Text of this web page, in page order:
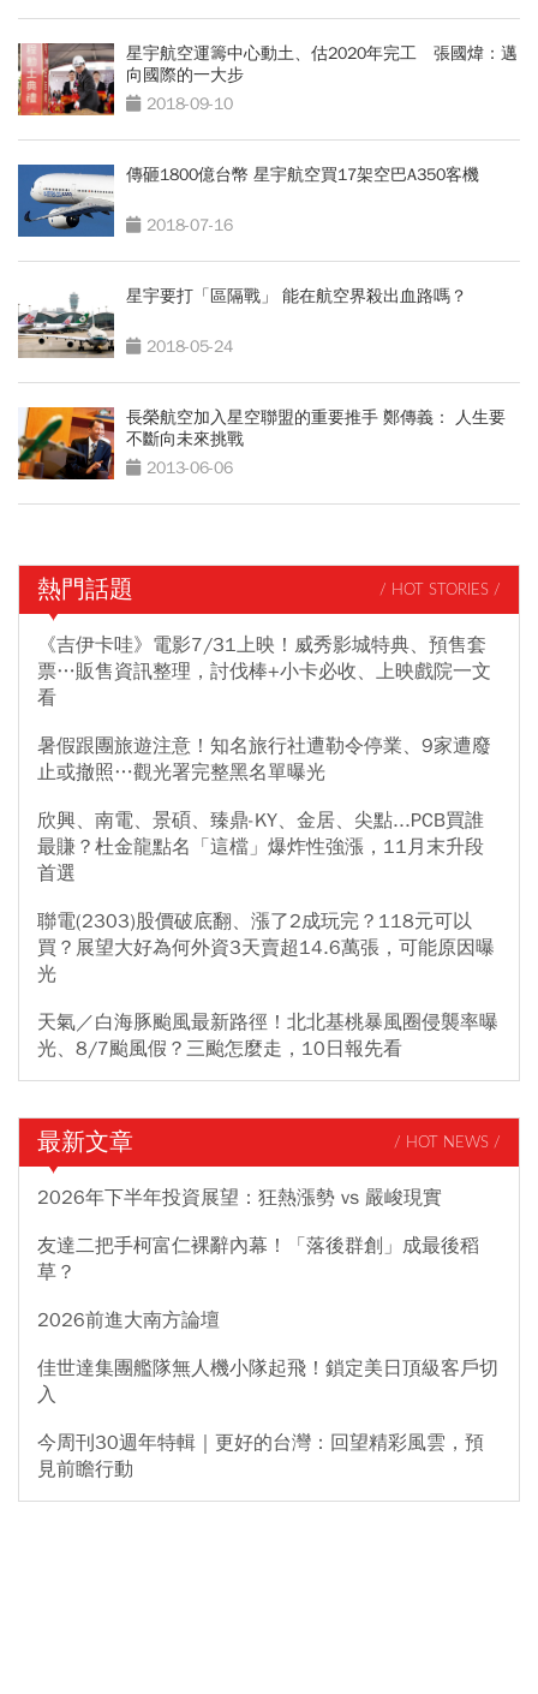
星宇航空運籌中心動土、估2020年完工 張國煒：邁
向國際的一大步
2018-09-10
傳砸1800億台幣 星宇航空買17架空巴A350客機
2018-07-16
星宇要打「區隔戰」 能在航空界殺出血路嗎？
2018-05-24
長榮航空加入星空聯盟的重要推手 鄭傳義： 人生要
不斷向未來挑戰
2013-06-06
熱門話題 / HOT STORIES /
《吉伊卡哇》電影7/31上映！威秀影城特典、預售套
票…販售資訊整理，討伐棒+小卡必收、上映戲院一文
看
暑假跟團旅遊注意！知名旅行社遭勒令停業、9家遭廢
止或撤照…觀光署完整黑名單曝光
欣興、南電、景碩、臻鼎-KY、金居、尖點...PCB買誰
最賺？杜金龍點名「這檔」爆炸性強漲，11月末升段
首選
聯電(2303)股價破底翻、漲了2成玩完？118元可以
買？展望大好為何外資3天賣超14.6萬張，可能原因曝
光
天氣／白海豚颱風最新路徑！北北基桃暴風圈侵襲率曝
光、8/7颱風假？三颱怎麼走，10日報先看
最新文章 / HOT NEWS /
2026年下半年投資展望：狂熱漲勢 vs 嚴峻現實
友達二把手柯富仁裸辭內幕！「落後群創」成最後稻
草？
2026前進大南方論壇
佳世達集團艦隊無人機小隊起飛！鎖定美日頂級客戶切
入
今周刊30週年特輯｜更好的台灣：回望精彩風雲，預
見前瞻行動